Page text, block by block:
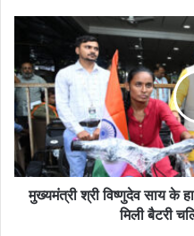
मुख्यमंत्री श्री विष्णुदेव साय के
मिली बैटरी